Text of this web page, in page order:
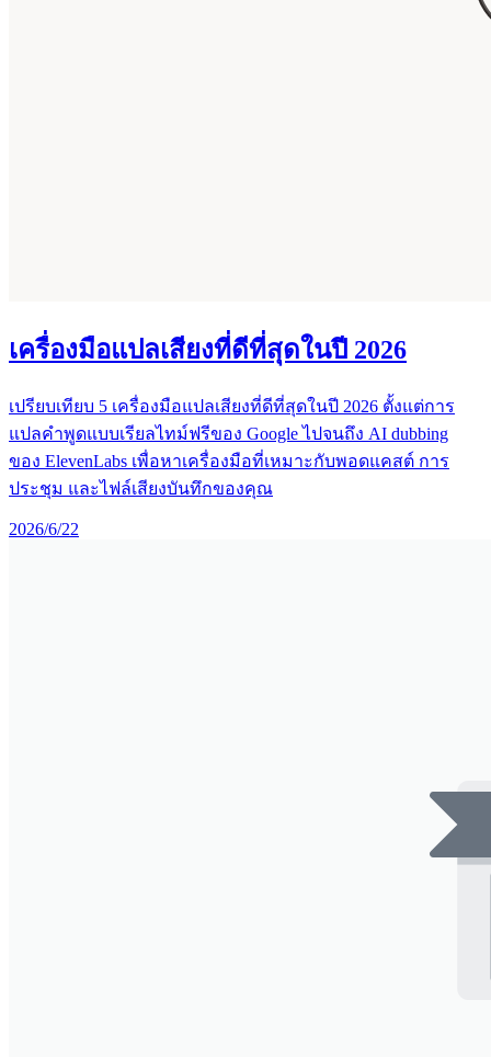
เครื่องมือแปลเสียงที่ดีที่สุดในปี 2026
เปรียบเทียบ 5 เครื่องมือแปลเสียงที่ดีที่สุดในปี 2026 ตั้งแต่การ
แปลคำพูดแบบเรียลไทม์ฟรีของ Google ไปจนถึง AI dubbing
ของ ElevenLabs เพื่อหาเครื่องมือที่เหมาะกับพอดแคสต์ การ
ประชุม และไฟล์เสียงบันทึกของคุณ
2026/6/22